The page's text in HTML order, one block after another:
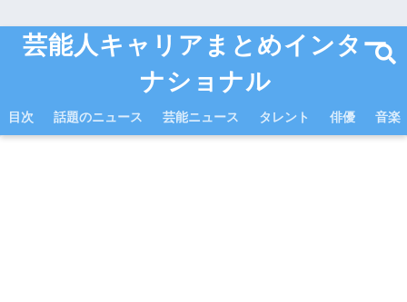
芸能人キャリアまとめインター
ナショナル
目次 話題のニュース 芸能ニュース タレント 俳優 音楽